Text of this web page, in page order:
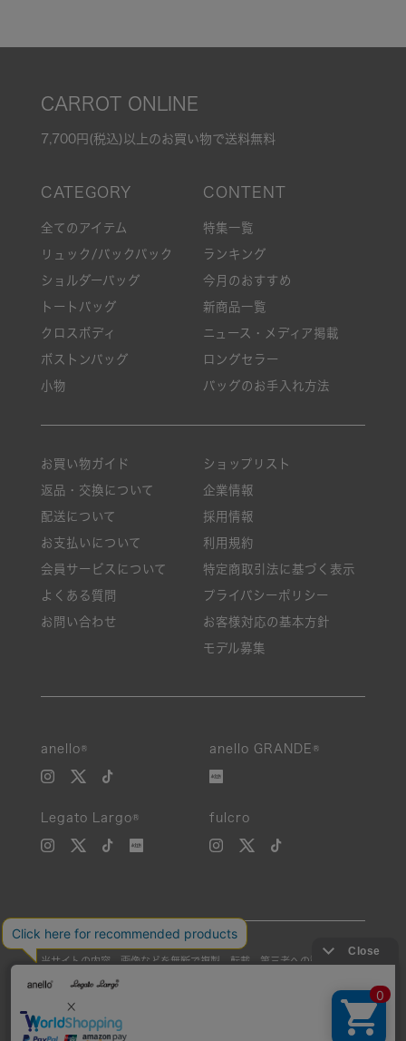
CARROT ONLINE
7,700円(税込)以上のお買い物で送料無料
全てのアイテム
リュック/バックパック
ショルダーバッグ
トートバッグ
クロスボディ
ボストンバッグ
小物
特集一覧
ランキング
今月のおすすめ
新商品一覧
ニュース・メディア掲載
ロングセラー
バッグのお手入れ方法
お買い物ガイド
返品・交換について
配送について
お支払いについて
会員サービスについて
よくある質問
お問い合わせ
ショップリスト
企業情報
採用情報
利用規約
特定商取引法に基づく表示
プライバシーポリシー
お客様対応の基本方針
モデル募集
anello® anello GRANDE®
Legato Largo® fulcro
当サイトの内容、画像などを無断で複製、転載、第三者への譲渡などを
Unauthorized reproduction, duplication, or redistribution of any
images or content from this website is strictly prohibited.